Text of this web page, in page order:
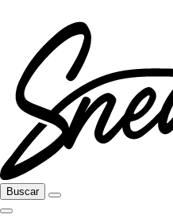
Buscar